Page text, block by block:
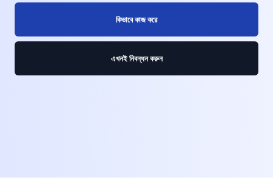
কিভাবে কাজ করে
এখনই নিবন্ধন করুন